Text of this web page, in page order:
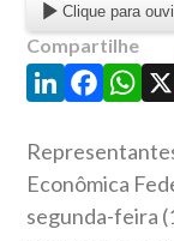
Clique para
Compartilhe
LinkedIn
X
Econômica
segunda-feira